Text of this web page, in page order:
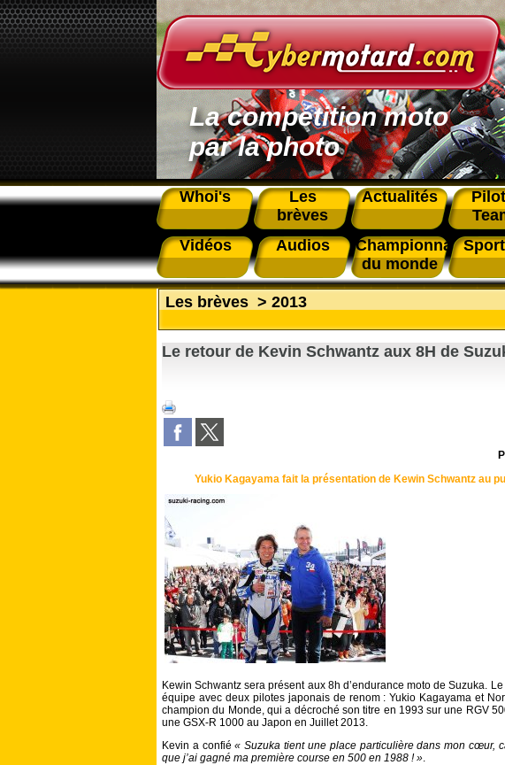
La compétition moto
par la photo
Whoi's
Les
brèves
Actualités
Vidéos
Audios
Championnat
du monde
Les brèves > 2013
Le retour de Kevin Schwantz aux 8H de
Yukio Kagayama fait la présentation de Kewin Schwantz au
Kewin Schwantz sera présent aux 8h d’endurance moto de Suzuka.
équipe avec deux pilotes japonais de renom : Yukio Kagayama et
champion du Monde, qui a décroché son titre en 1993 sur une RGV
une GSX-R 1000 au Japon en Juillet 2013.
Kevin a confié« Suzuka tient une place particulière dans mon cœur,
que j’ai gagné ma première course en 500 en 1988 ! ».